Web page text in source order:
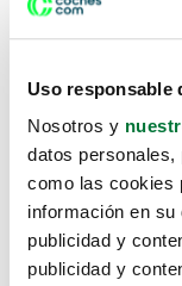
Uso responsable
Nosotros y
datos personales,
como las cookies
información en
publicidad y
publicidad y
Lo
te hemos